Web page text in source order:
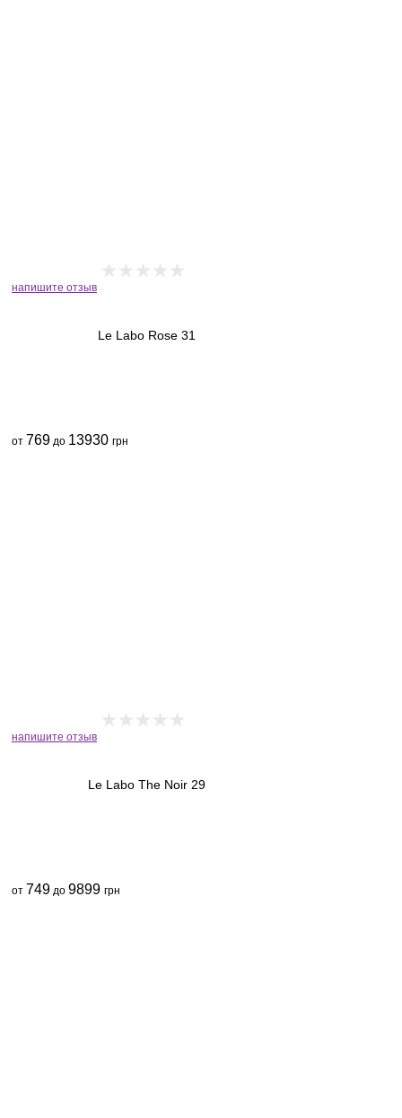
напишите отзыв
Le Labo Rose 31
от 769 до 13930 грн
напишите отзыв
Le Labo The Noir 29
от 749 до 9899 грн